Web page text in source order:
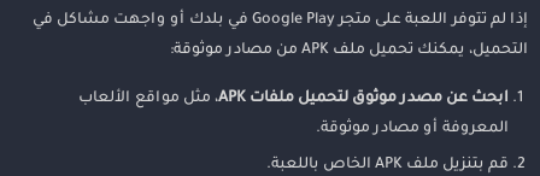
إذا لم تتوفر اللعبة على متجر Google Play في بلدك أو واجهت مشاكل في
التحميل، يمكنك تحميل ملف APK من مصادر موثوقة:
ابحث عن مصدر موثوق لتحميل ملفات APK
، مثل مواقع الألعاب
المعروفة أو مصادر موثوقة.
قم بتنزيل ملف APK الخاص باللعبة.